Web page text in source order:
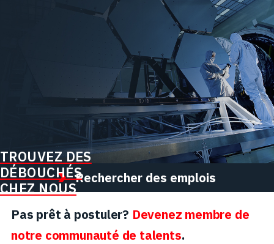
TROUVEZ DES
DÉBOUCHÉS
CHEZ NOUS
Rechercher des emplois
Pas prêt à postuler? Devenez membre de
notre communauté de talents.